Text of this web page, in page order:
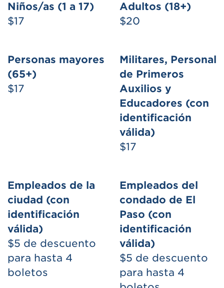
Niños/as (1 a 17)
$17
Adultos (18+)
$20
Personas mayores
(65+)
$17
Militares, Personal
de Primeros
Auxilios y
Educadores (con
identificación
válida)
$17
Empleados de la
ciudad (con
identificación
válida)
$5 de descuento
para hasta 4
boletos
Empleados del
condado de El
Paso (con
identificación
válida)
$5 de descuento
para hasta 4